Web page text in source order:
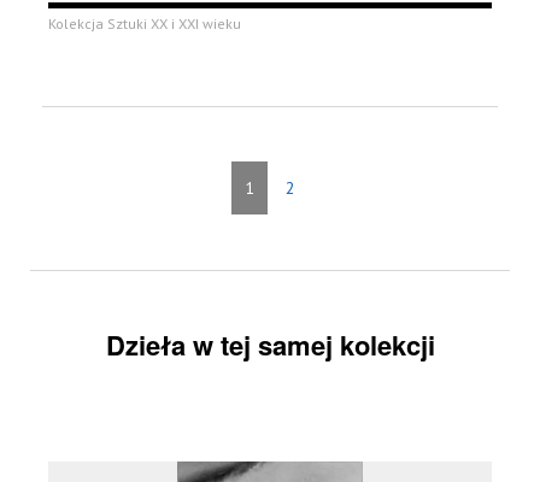
Kolekcja Sztuki XX i XXI wieku
1 2
Dzieła w tej samej kolekcji